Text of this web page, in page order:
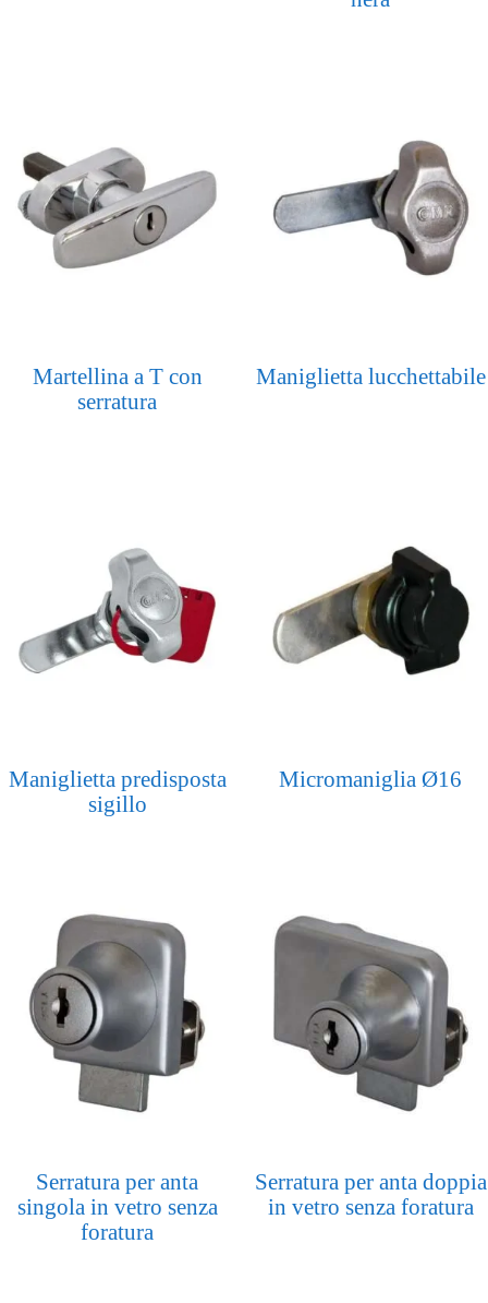
Martellina a T con
serratura
Maniglietta lucchettabile
Maniglietta predisposta
sigillo
Micromaniglia Ø16
Serratura per anta
singola in vetro senza
foratura
Serratura per anta doppia
in vetro senza foratura